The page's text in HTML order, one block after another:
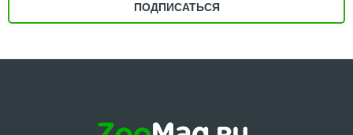
ПОДПИСАТЬСЯ